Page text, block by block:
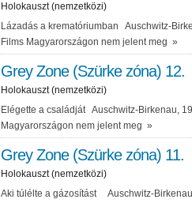
Holokauszt (nemzetközi)
Lázadás a krematóriumban Auschwitz-
Films Magyarországon nem jelent meg »
Grey Zone (Szürke zóna) 12.
Holokauszt (nemzetközi)
Elégette a családját Auschwitz-Birkenau,
Magyarországon nem jelent meg »
Grey Zone (Szürke zóna) 11.
Holokauszt (nemzetközi)
Aki túlélte a gázosítást Auschwitz-